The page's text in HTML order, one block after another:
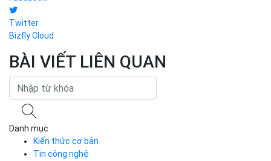
Twitter
Bizfly Cloud
BÀI VIẾT LIÊN QUAN
Danh mục
Kiến thức cơ bản
Tin công nghệ